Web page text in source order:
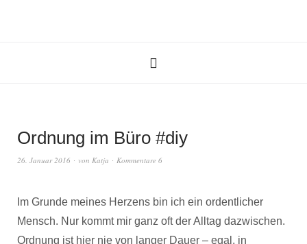
Ordnung im Büro #diy
26. Januar 2016 von Katja Kommentare 6
Im Grunde meines Herzens bin ich ein ordentlicher
Mensch. Nur kommt mir ganz oft der Alltag dazwischen.
Ordnung ist hier nie von langer Dauer – egal, in